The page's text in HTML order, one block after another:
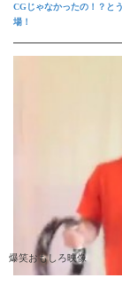
CGじゃなかったの！？と
場！
爆笑おもしろ映像